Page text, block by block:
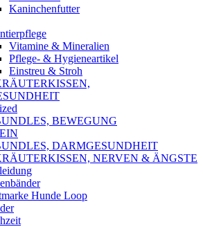
Kaninchenfutter
Vitamine & Mineralien
Pflege- & Hygieneartikel
Einstreu & Stroh
BEWEGUNG
DARMGESUNDHEIT
NERVEN & ÄNGSTE
Hunde Loop